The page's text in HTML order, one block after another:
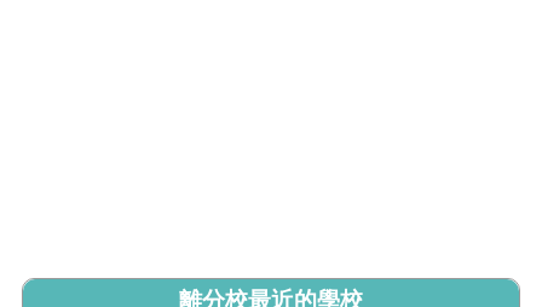
離分校最近的學校